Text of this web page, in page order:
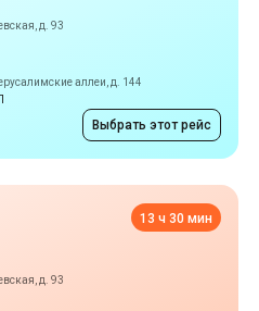
д. 93
аллеи, д. 144
Выбрать этот рейс
13 ч 30 мин
д. 93